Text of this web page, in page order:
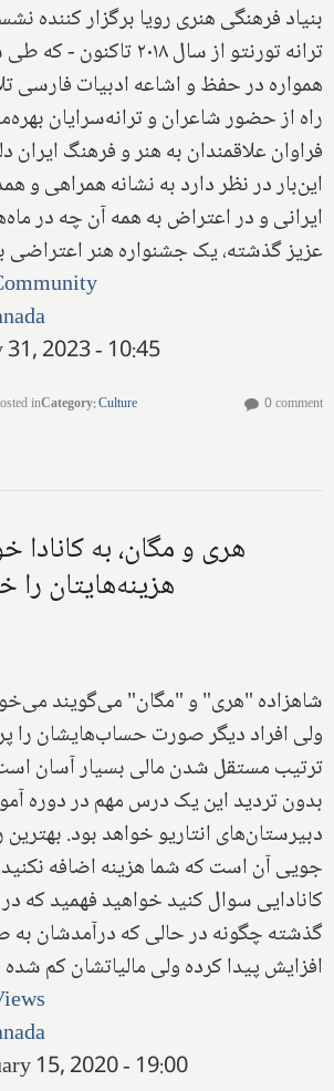
بنياد فرهنگی هنری رويا برگزار
ترانه تورنتو از سال ۲۰۱۸
همواره در حفظ و اشاعه ادبیات فارسی
راه از حضور شاعران و ترانه‌سرايان
فراوان علاقمندان به هنر و فرهنگ
این‌بار در نظر دارد به نشانه همراهی و
ایرانی و در اعتراض به همه آن چه در
عزیز گذشته، یک جشنواره هنر اعتراضی
31, 2023 - 10:45
inCategory:Culture 0 comment
هری و مگان، به
هزینه‌هایتان را
شاهزاده "هری" و "مگان" می‌گویند
ولی افراد دیگر صورت حساب‌هایشان را
ترتیب مستقل شدن مالی بسیار آسان
بدون تردید این یک درس مهم در دوره
دبیرستان‌های انتاریو خواهد بود.
جویی آن است که شما هزینه اضافه
گذشته چگونه در حالی که درآمدشان
افزایش پیدا کرده ولی مالیاتشان کم‌
15, 2020 - 19:00